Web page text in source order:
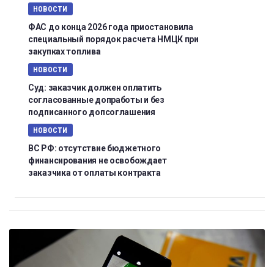
НОВОСТИ
ФАС до конца 2026 года приостановила
специальный порядок расчета НМЦК при
закупках топлива
НОВОСТИ
Суд: заказчик должен оплатить
согласованные допработы и без
подписанного допсоглашения
НОВОСТИ
ВС РФ: отсутствие бюджетного
финансирования не освобождает
заказчика от оплаты контракта